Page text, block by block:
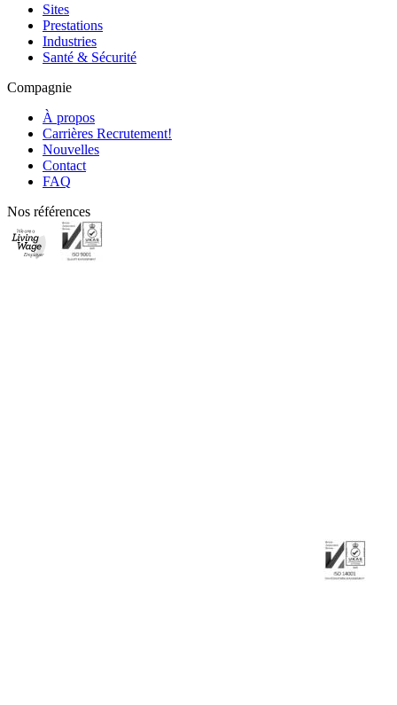
Sites
Prestations
Industries
Santé & Sécurité
Compagnie
À propos
Carrières Recrutement!
Nouvelles
Contact
FAQ
Nos références